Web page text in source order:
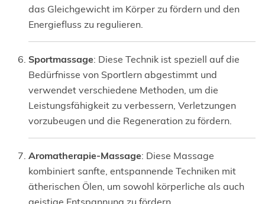
das Gleichgewicht im Körper zu fördern und den
Energiefluss zu regulieren.
Sportmassage: Diese Technik ist speziell auf die
Bedürfnisse von Sportlern abgestimmt und
verwendet verschiedene Methoden, um die
Leistungsfähigkeit zu verbessern, Verletzungen
vorzubeugen und die Regeneration zu fördern.
Aromatherapie-Massage: Diese Massage
kombiniert sanfte, entspannende Techniken mit
ätherischen Ölen, um sowohl körperliche als auch
geistige Entspannung zu fördern.